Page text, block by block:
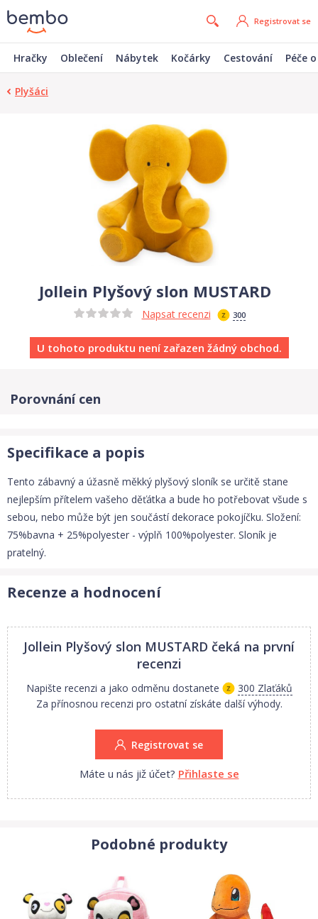
Registrovat se
Hračky Oblečení Nábytek Kočárky Cestování Péče
Plyšáci
Jollein Plyšový slon MUSTARD
Napsat recenzi 300
U tohoto produktu není zařazen žádný obchod.
Porovnání cen
Specifikace a popis
Tento zábavný a úžasně měkký plyšový sloník se určitě stane
nejlepším přítelem vašeho děťátka a bude ho potřebovat všude s
sebou, nebo může být jen součástí dekorace pokojíčku. Složení:
75%bavna + 25%polyester - výplň 100%polyester. Sloník je
pratelný.
Recenze a hodnocení
Jollein Plyšový slon MUSTARD čeká na první
recenzi
Napište recenzi a jako odměnu dostanete
300 Zlaťáků
Za přínosnou recenzi pro ostatní získáte další výhody.
Registrovat se
Máte u nás již účet? Přihlaste se
Podobné produkty